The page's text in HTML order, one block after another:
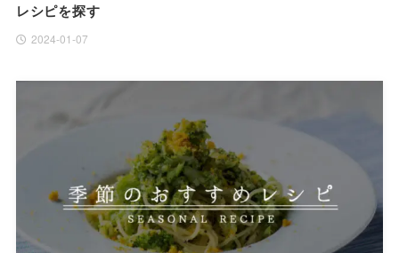
レシピを探す
2024-01-07